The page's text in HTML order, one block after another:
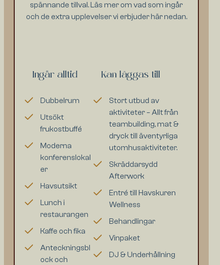
spännande tillval. Läs mer om vad som ingår
och de extra upplevelser vi erbjuder här nedan.
Ingår alltid
Dubbelrum
Utsökt
frukostbuffé
Moderna
konferenslokal
er
Havsutsikt
Lunch i
restaurangen
Kaffe och fika
Anteckningsbl
ock och
Kan läggas till
Stort utbud av
aktiviteter – Allt från
teambuilding, mat &
dryck till äventyrliga
utomhusaktiviteter.
Skräddarsydd
Afterwork
Entré till Havskuren
Wellness
Behandlingar
Vinpaket
DJ & Underhållning